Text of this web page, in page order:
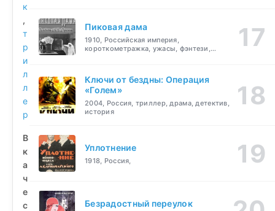
к
,
т
р
и
л
л
е
р
В
к
а
ч
е
с
Пиковая дама
1910, Российская империя,
короткометражка, ужасы, фэнтези,
Ключи от бездны: Операция
«Голем»
2004, Россия, триллер, драма, детектив,
история
Уплотнение
1918, Россия,
Безрадостный переулок